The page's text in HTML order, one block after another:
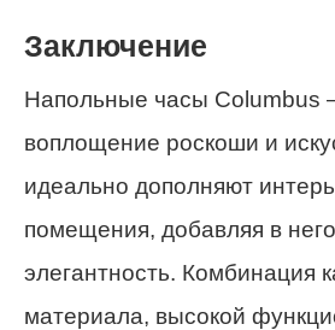
Заключение
Напольные часы Columbus
воплощение роскоши и
идеально дополняют
помещения, добавляя в
элегантность. Комбинация
материала, высокой